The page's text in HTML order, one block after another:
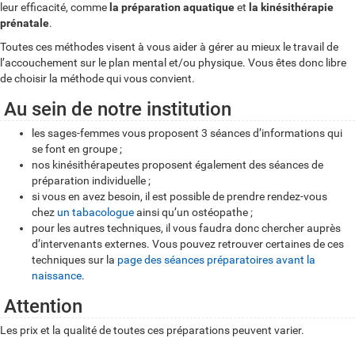
leur efficacité, comme la préparation aquatiqueet la kinésithérapie
prénatale.
Toutes ces méthodes visent à vous aider à gérer au mieux le travail de
l’accouchement sur le plan mental et/ou physique. Vous êtes donc libre
de choisir la méthode qui vous convient.
Au sein de notre institution
les sages-femmes vous proposent 3 séances d’informations qui
se font en groupe ;
nos kinésithérapeutes proposent également des séances de
préparation individuelle ;
si vous en avez besoin, il est possible de prendre rendez-vous
chez un tabacologueainsi qu’un ostéopathe ;
pour les autres techniques, il vous faudra donc chercher auprès
d’intervenants externes. Vous pouvez retrouver certaines de ces
techniques sur la page des séances préparatoires avant la
naissance.
Attention
Les prix et la qualité de toutes ces préparations peuvent varier.